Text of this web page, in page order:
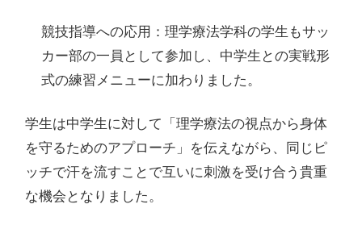
競技指導への応用： 理学療法学科の学生もサッ
カー部の一員として参加し、中学生との実戦形
式の練習メニューに加わりました。
学生は中学生に対して「理学療法の視点から身体
を守るためのアプローチ」を伝えながら、同じピ
ッチで汗を流すことで互いに刺激を受け合う貴重
な機会となりました。